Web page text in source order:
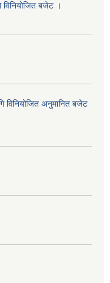
बजेट ।
अनुमानित बजेट